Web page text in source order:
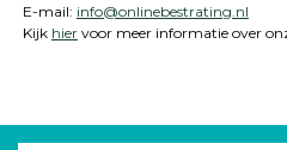
E-mail: info@onlinebestrating.nl
Kijk hiervoor meer informatie over